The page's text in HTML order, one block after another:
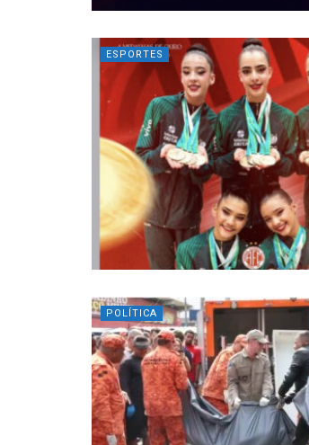
ESPORTES
POLÍTICA